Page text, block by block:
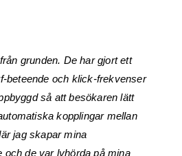
grunden. De har gjort ett
beteende och klick-frekvenser
så att besökaren lätt
kopplingar mellan
jag skapar mina
de var lyhörda på mina